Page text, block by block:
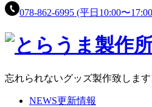
078-862-6995 (平日10:00〜
忘れられないグッズ製作致しま
NEWS更新情報